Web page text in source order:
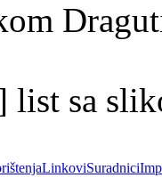
sa
LinkoviSuradnici